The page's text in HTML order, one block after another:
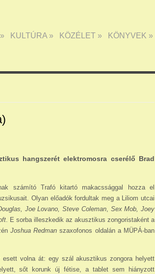
» KULTÚRA » KÖZÉLET » KÖNYVEK »
hangszerét elektromosra cserélő Brad
számító Trafó kitartó ma­kacs­sággal hozza el
Olyan előadók fordultak meg a Liliom utcai
Joe Lovano, Steve Coleman, Sex Mob, Joey
. E sorba illeszkedik az akusztikus zongoristaként a
Joshua Redman szaxofonos oldalán a MÜPÁ-ban
volna át: egy szál akusztikus zongora helyett
sőt korunk új fétise, a tablet sem hiányzott